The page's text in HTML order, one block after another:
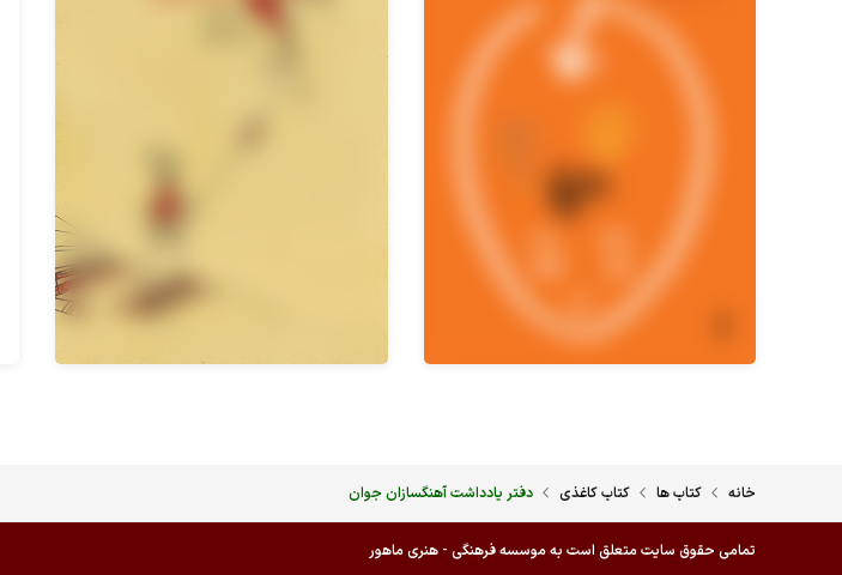
خانه کتاب ها کتاب کاغذی دفتر یادداشت آهنگسازان جوان
تمامی حقوق سایت متعلق است به موسسه فرهنگی - هنری ماهور